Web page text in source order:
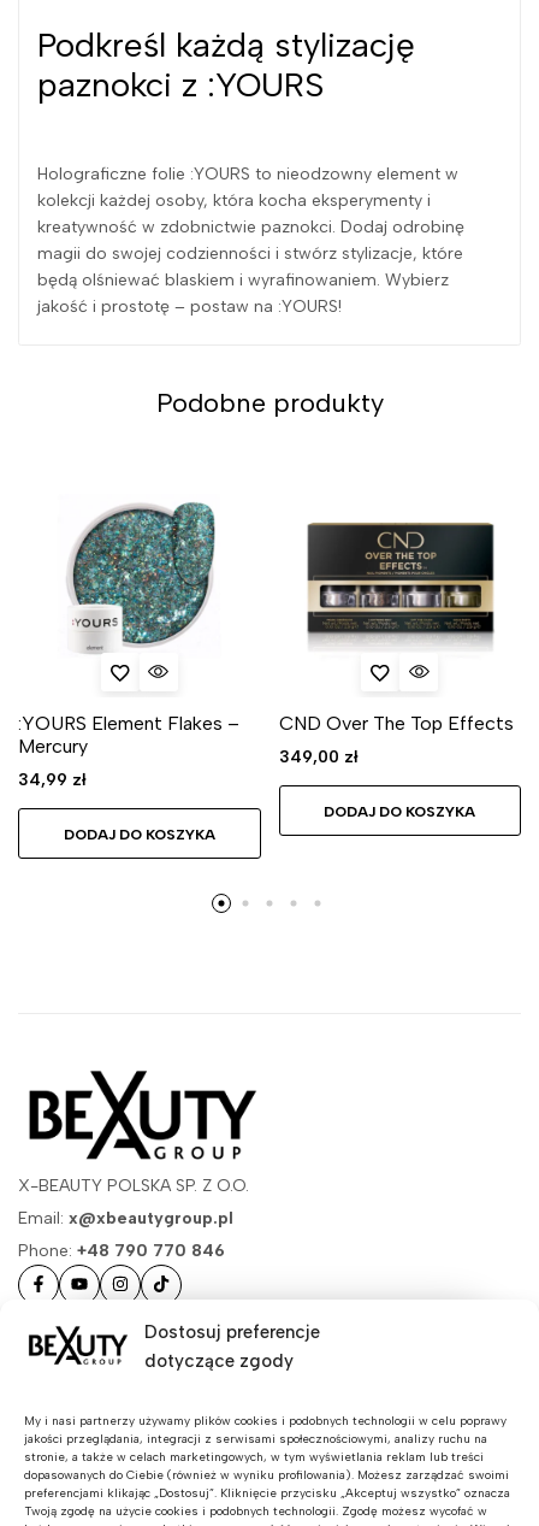
Dostosuj preferencje
dotyczące zgody
My i nasi partnerzy używamy plików cookies i podobnych technologii w celu poprawy
jakości przeglądania, integracji z serwisami społecznościowymi, analizy ruchu na
stronie, a także w celach marketingowych, w tym wyświetlania reklam lub treści
dopasowanych do Ciebie (również w wyniku profilowania). Możesz zarządzać swoimi
preferencjami klikając „Dostosuj”. Kliknięcie przycisku „Akceptuj wszystko” oznacza
Twoją zgodę na użycie cookies i podobnych technologii. Zgodę możesz wycofać w
Podkreśl każdą stylizację
paznokci z :YOURS
Holograficzne folie :YOURS to nieodzowny element w
kolekcji każdej osoby, która kocha eksperymenty i
kreatywność w zdobnictwie paznokci. Dodaj odrobinę
magii do swojej codzienności i stwórz stylizacje, które
będą olśniewać blaskiem i wyrafinowaniem. Wybierz
jakość i prostotę – postaw na :YOURS!
Podobne produkty
:YOURS Element Flakes –
Mercury
34,99 zł
DODAJ DO KOSZYKA
CND Over The Top Effects
349,00 zł
DODAJ DO KOSZYKA
X-BEAUTY POLSKA SP. Z O.O.
Email: x@xbeautygroup.pl
Phone: +48 790 770 846
Masz pytania?
Przydatne linki
Dołącz do nas!
Bądź na bieżąco z
najnowszymi produktami i
promocjami! Dodatkowo